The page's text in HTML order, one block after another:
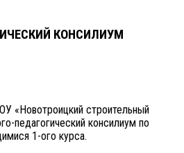
КОНСИЛИУМ
«Новотроицкий строительный
педагогический консилиум по
1-ого курса.